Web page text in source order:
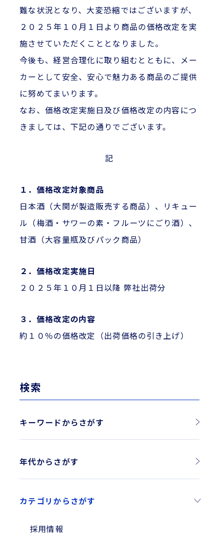
検索
キーワードからさがす
年代からさがす
2025年
2024年
カテゴリからさがす
採用情報
難な状況となり、大変恐縮ではございますが、
２０２５年１０月１日より商品の価格改定を実
施させていただくこととなりました。
今後も、経営合理化に取り組むとともに、メー
カーとして安全、安心で魅力ある商品のご提供
に努めてまいります。
なお、価格改定実施日及び価格改定の内容につ
きましては、下記の通りでございます。
記
１．価格改定対象商品
日本酒（大関が製造販売する商品）、リキュー
ル（梅酒・サワーの素・フルーツにごり酒）、
甘酒（大容量瓶及びパック商品）
２．価格改定実施日
２０２５年１０月１日以降 弊社出荷分
３．価格改定の内容
約１０％の価格改定（出荷価格の引き上げ）